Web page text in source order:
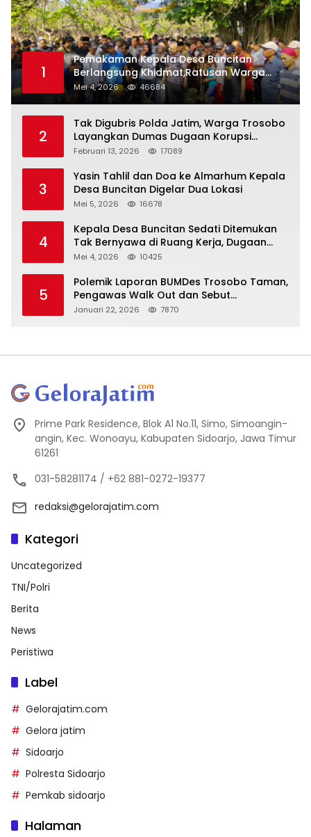
1
Pemakaman Kepala Desa Buncitan
Berlangsung Khidmat,Ratusan Warga
Larut Dalam Duka Yang Mendalam
Mei 4, 2026 46684
2
Tak Digubris Polda Jatim, Warga Trosobo
Layangkan Dumas Dugaan Korupsi
Oknum DPRD Sidoarjo ke Kapolri
Februari 13, 2026 17089
3
Yasin Tahlil dan Doa ke Almarhum Kepala
Desa Buncitan Digelar Dua Lokasi
Mei 5, 2026 16678
4
Kepala Desa Buncitan Sedati Ditemukan
Tak Bernyawa di Ruang Kerja, Dugaan
Bunuh Diri Menguat
Mei 4, 2026 10425
5
Polemik Laporan BUMDes Trosobo Taman,
Pengawas Walk Out dan Sebut
Kejanggalan
Januari 22, 2026 7870
Prime Park Residence, Blok A1 No.11, Simo, Simoangin-
angin, Kec. Wonoayu, Kabupaten Sidoarjo, Jawa Timur
61261
031-58281174 / +62 881-0272-19377
redaksi@gelorajatim.com
Kategori
Uncategorized
TNI/Polri
Berita
News
Peristiwa
Label
Gelorajatim.com
Gelora jatim
Sidoarjo
Polresta Sidoarjo
Pemkab sidoarjo
Halaman